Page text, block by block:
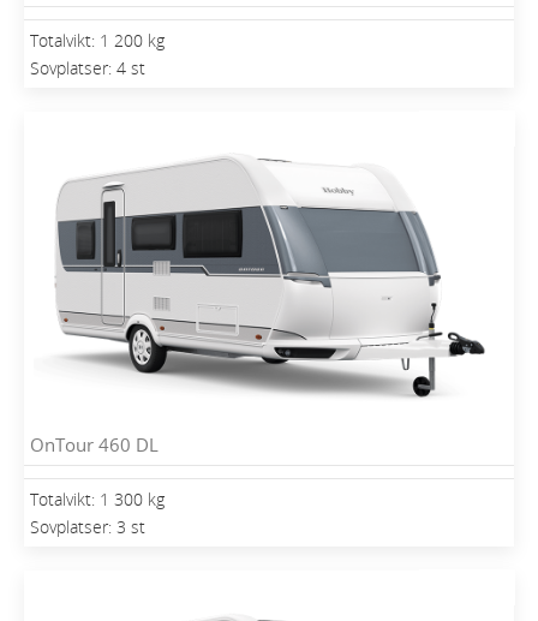
Totalvikt: 1 200 kg
Sovplatser: 4 st
OnTour 460 DL
Totalvikt: 1 300 kg
Sovplatser: 3 st